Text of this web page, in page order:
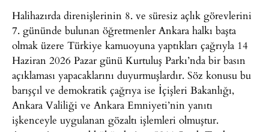
Halihazırda direnişlerinin 8. ve süresiz açlık görevlerini
7. gününde bulunan öğretmenler Ankara halkı başta
olmak üzere Türkiye kamuoyuna yaptıkları çağrıyla 14
Haziran 2026 Pazar günü Kurtuluş Parkı’nda bir basın
açıklaması yapacaklarını duyurmuşlardır. Söz konusu bu
barışçıl ve demokratik çağrıya ise İçişleri Bakanlığı,
Ankara Valiliği ve Ankara Emniyeti’nin yanıtı
işkenceyle uygulanan gözaltı işlemleri olmuştur.